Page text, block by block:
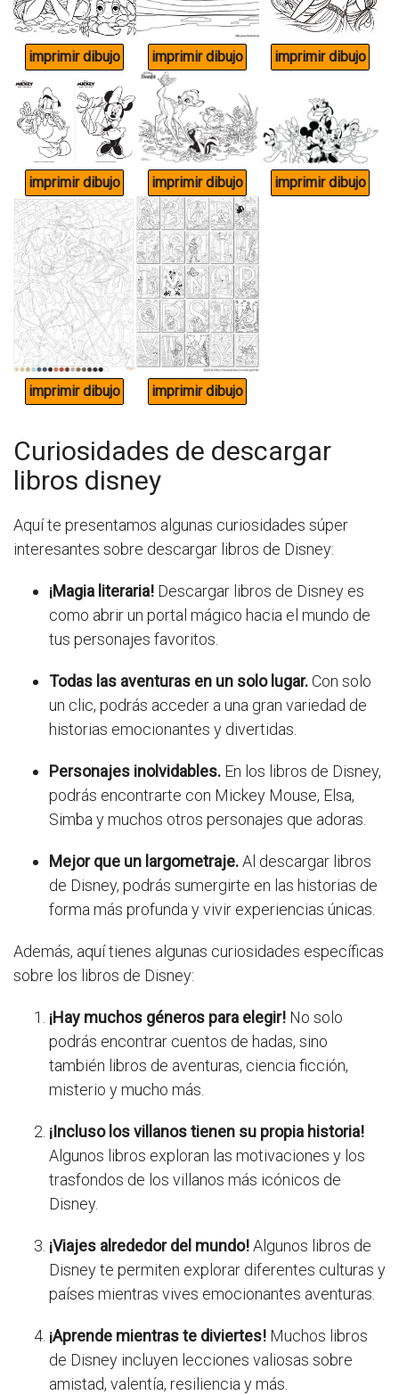
Curiosidades de descargar
libros disney
Aquí te presentamos algunas curiosidades súper
interesantes sobre descargar libros de Disney:
¡Magia literaria! Descargar libros de Disney es
como abrir un portal mágico hacia el mundo de
tus personajes favoritos.
Todas las aventuras en un solo lugar.Con solo
un clic, podrás acceder a una gran variedad de
historias emocionantes y divertidas.
Personajes inolvidables. En los libros de Disney,
podrás encontrarte con Mickey Mouse, Elsa,
Simba y muchos otros personajes que adoras.
Mejor que un largometraje.Al descargar libros
de Disney, podrás sumergirte en las historias de
forma más profunda y vivir experiencias únicas.
Además, aquí tienes algunas curiosidades específicas
sobre los libros de Disney:
¡Hay muchos géneros para elegir! No solo
podrás encontrar cuentos de hadas, sino
también libros de aventuras, ciencia ficción,
misterio y mucho más.
¡Incluso los villanos tienen su propia historia!
Algunos libros exploran las motivaciones y los
trasfondos de los villanos más icónicos de
Disney.
¡Viajes alrededor del mundo!Algunos libros de
Disney te permiten explorar diferentes culturas y
países mientras vives emocionantes aventuras.
¡Aprende mientras te diviertes! Muchos libros
de Disney incluyen lecciones valiosas sobre
amistad, valentía, resiliencia y más.